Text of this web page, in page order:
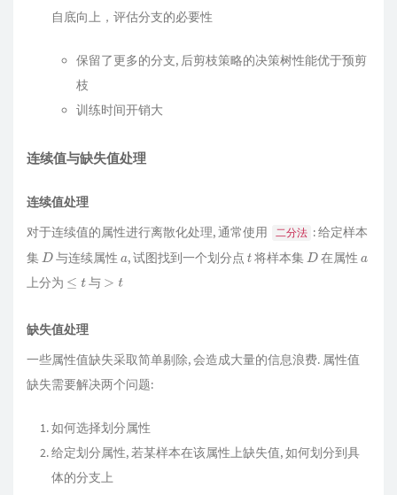
自底向上，评估分支的必要性
保留了更多的分支, 后剪枝策略的决策树性能优于预剪
枝
训练时间开销大
连续值与缺失值处理
连续值处理
对于连续值的属性进行离散化处理, 通常使用
二分法 : 给定样本
集D 与连续属性 a, 试图找到一个划分点 t将样本集D 在属性a
上分为 ≤t 与 >t
缺失值处理
一些属性值缺失采取简单剔除, 会造成大量的信息浪费. 属性值
缺失需要解决两个问题:
如何选择划分属性
给定划分属性, 若某样本在该属性上缺失值, 如何划分到具
体的分支上